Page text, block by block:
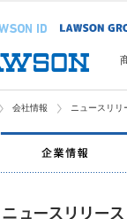
会社情報 ニュースリリ